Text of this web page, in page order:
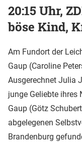
20:15 Uhr,
böse Kind,
Am Fundort der
Gaup (Caroline
Ausgerechnet Julia
junge Geliebte ihres
Gaup (Götz
abgelegenen
Brandenburg